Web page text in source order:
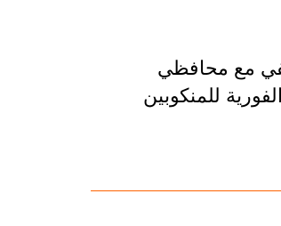
مع محافظي
للمنكوبين